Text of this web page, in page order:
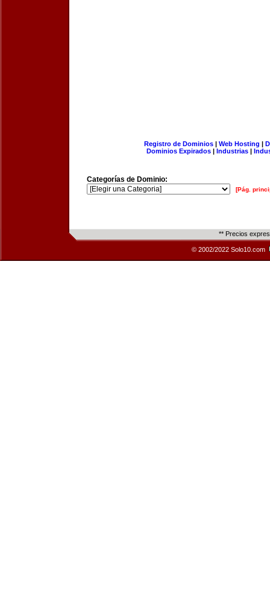
Registro de Dominios| Web Hosting |
Dominios Expirados | Industrias |
Categorías de Dominio:
[Pág.
** Precios
© 2002/2022 Solo10.com